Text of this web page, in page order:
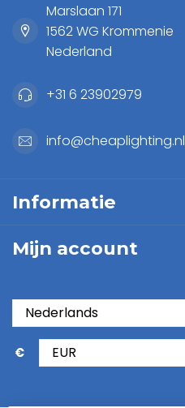
Marslaan 171
1562 WG Krommenie
Nederland
+31 6 23902979
info@cheaplighting.nl
Informatie
Mijn account
€